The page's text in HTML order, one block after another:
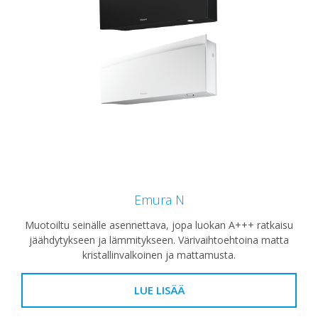
Emura N
Muotoiltu seinälle asennettava, jopa luokan A+++ ratkaisu
jäähdytykseen ja lämmitykseen. Värivaihtoehtoina matta
kristallinvalkoinen ja mattamusta.
LUE LISÄÄ